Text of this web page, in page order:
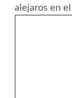
alejaros en